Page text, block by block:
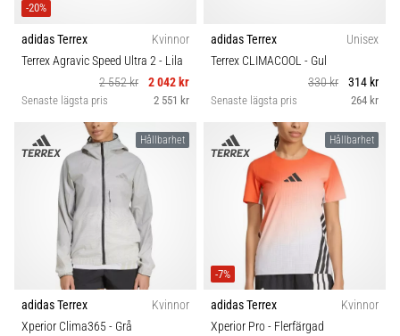
Löparknä:
Orsaker,
behandling
förebyggande
Löparknä,
iliotibialbandssyndrom
mycket
vanligt
-20%
adidas Terrex
Kvinnor
Terrex Agravic Speed Ultra 2- Lila
2 552 kr
2 042 kr
Senaste lägsta pris 2 551 kr
adidas Terrex
Unisex
Terrex CLIMACOOL - Gul
330 kr
314 kr
Senaste lägsta pris 264 kr
Hållbarhet
adidas Terrex
Kvinnor
Xperior Clima365- Grå
Hållbarhet
-7%
adidas Terrex
Kvinnor
Xperior Pro- Flerfärgad